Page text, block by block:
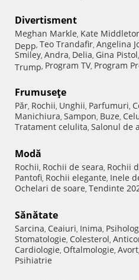
Divertisment
Meghan Markle, Kate
Depp, Teo Trandafir, Angelina
Smiley, Andra, Delia, Gina Pistol,
Trump, Program TV, Program
Frumuseţe
Păr, Rochii, Unghii, Parfumuri,
Manichiura, Sampon, Buze,
Tratament celulita, Salonul de
Modă
Rochii, Rochii de seara, Rochii
Pantofi, Rochii elegante, Inele
Ochelari de soare, Tendinte
Sănătate
Sarcina, Ceaiuri, Inima,
Stomatologie, Colesterol,
Cardiologie, Oftalmologie, Avort,
Psihiatrie